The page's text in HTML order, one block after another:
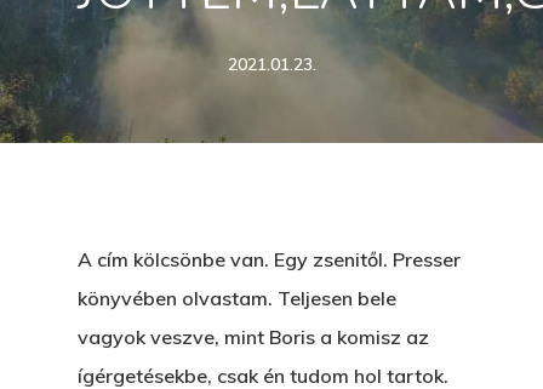
2021.01.23.
A cím kölcsönbe van. Egy zsenitől. Presser
könyvében olvastam. Teljesen bele
vagyok veszve, mint Boris a komisz az
ígérgetésekbe, csak én tudom hol tartok.